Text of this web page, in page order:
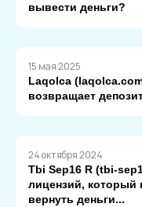
вывести деньги?
15 мая 2025
Laqolca
возвращает
24 октября 2024
Tbi Sep16 R (tbi-
лицензий, который
вернуть деньги...